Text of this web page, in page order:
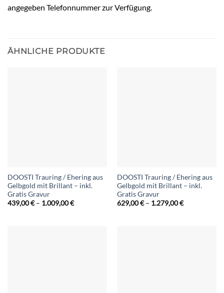
angegeben Telefonnummer zur Verfügung.
ÄHNLICHE PRODUKTE
DOOSTI Trauring / Ehering aus
Gelbgold mit Brillant – inkl.
Gratis Gravur
439,00€ – 1.009,00€Preisspanne:
DOOSTI Trauring / Ehering aus
Gelbgold mit Brillant – inkl.
Gratis Gravur
629,00€ – 1.279,00€Preisspanne: